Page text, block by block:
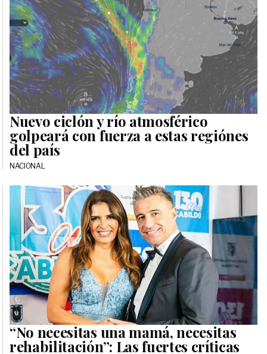
Nuevo ciclón y río atmosférico
golpeará con fuerza a estas regiónes
del país
NACIONAL
“No necesitas una mamá, necesitas
rehabilitación”: Las fuertes críticas